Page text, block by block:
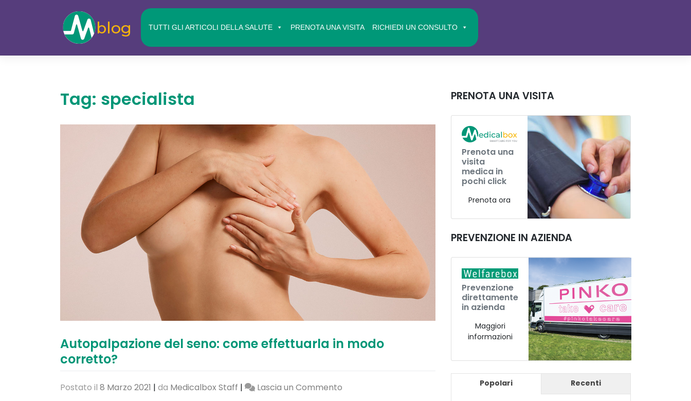
TUTTI GLI ARTICOLI DELLA SALUTE PRENOTA UNA VISITA RICHIEDI UN CONSULTO
Tag: specialista
Autopalpazione del seno: come effettuarla in modo
corretto?
Postato il 8 Marzo 2021 | da Medicalbox Staff | Lascia un Commento
PRENOTA UNA VISITA
Prenota una
visita
medica in
pochi click
Prenota ora
PREVENZIONE IN AZIENDA
Prevenzione
direttamente
in azienda
Maggiori
informazioni
Popolari Recenti